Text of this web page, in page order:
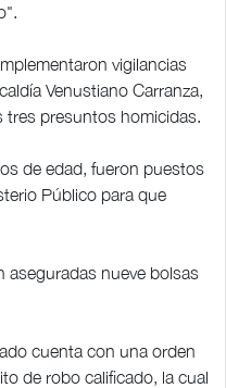
vigilancias
Venustiano Carranza,
presuntos homicidas.
de edad, fueron puestos
Público para que
aseguradas nueve bolsas
cuenta con una orden
de robo calificado, la cual